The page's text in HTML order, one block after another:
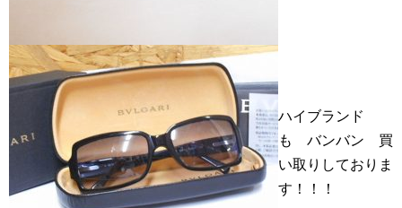
ハイブランド
も バンバン 買
い取りしておりま
す！！！